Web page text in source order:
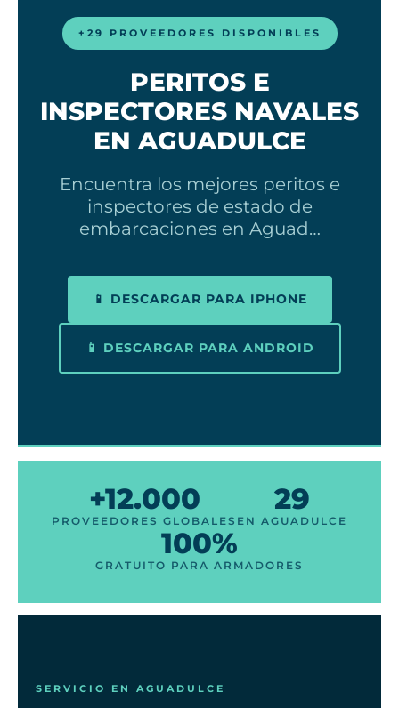
+29 PROVEEDORES DISPONIBLES
PERITOS E
INSPECTORES NAVALES
EN AGUADULCE
Encuentra los mejores peritos e
inspectores de estado de
embarcaciones en Aguad…
📱 DESCARGAR PARA IPHONE
📱 DESCARGAR PARA ANDROID
+12.000
PROVEEDORES GLOBALES
29
EN AGUADULCE
100%
GRATUITO PARA ARMADORES
SERVICIO EN AGUADULCE